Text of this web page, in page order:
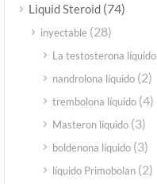
Liquid Steroid (74)
inyectable (28)
La testosterona líquido
nandrolona líquido (2)
trembolona líquido (4)
Masteron líquido (3)
boldenona líquido (3)
líquido Primobolan (2)